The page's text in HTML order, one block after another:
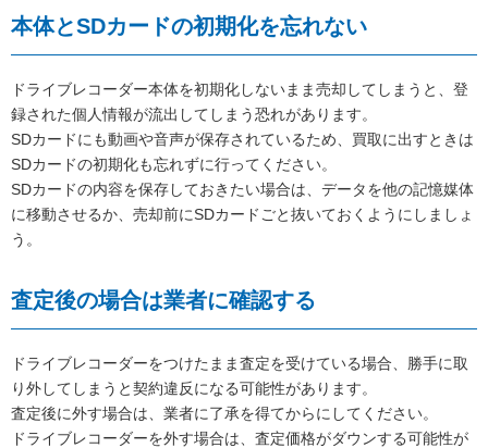
本体とSDカードの初期化を忘れない
ドライブレコーダー本体を初期化しないまま売却してしまうと、登
録された個人情報が流出してしまう恐れがあります。
SDカードにも動画や音声が保存されているため、買取に出すときは
SDカードの初期化も忘れずに行ってください。
SDカードの内容を保存しておきたい場合は、データを他の記憶媒体
に移動させるか、売却前にSDカードごと抜いておくようにしましょ
う。
査定後の場合は業者に確認する
ドライブレコーダーをつけたまま査定を受けている場合、勝手に取
り外してしまうと契約違反になる可能性があります。
査定後に外す場合は、業者に了承を得てからにしてください。
ドライブレコーダーを外す場合は、査定価格がダウンする可能性が